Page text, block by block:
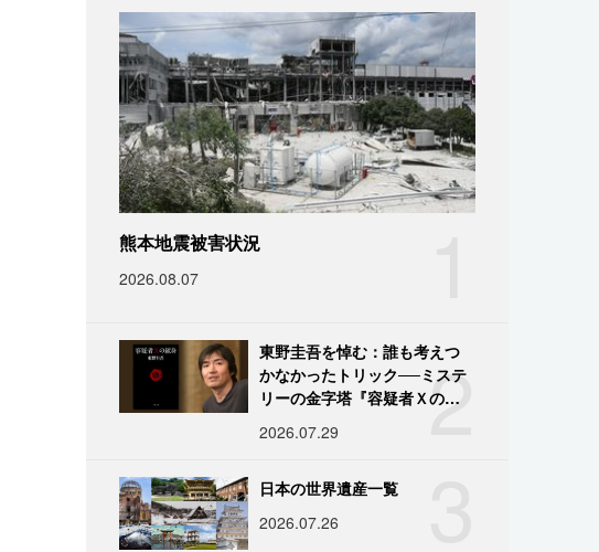
熊本地震被害状況
2026.08.07
2
東野圭吾を悼む：誰も考えつ
かなかったトリック──ミステ
リーの金字塔『容疑者Ｘの献
2026.07.29
日本の世界遺産一覧
2026.07.26